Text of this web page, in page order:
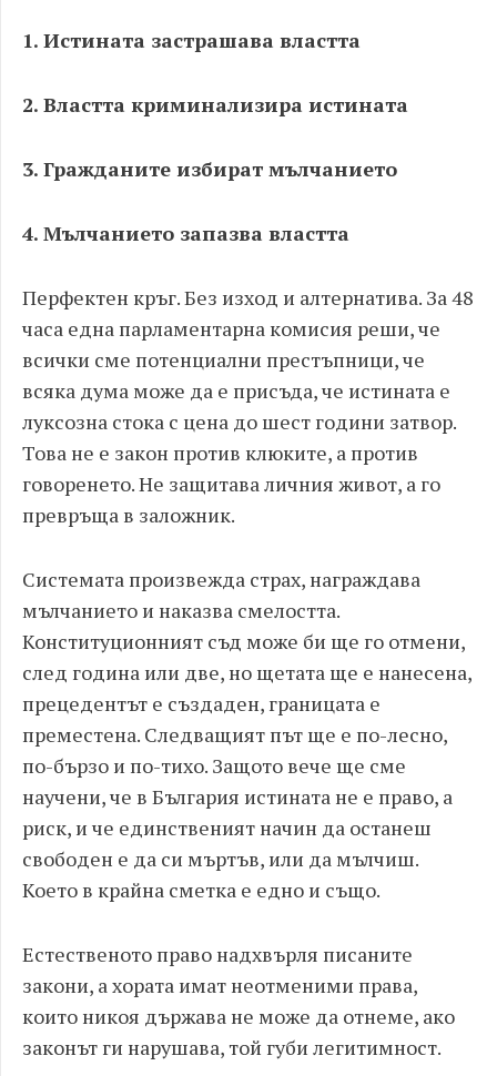
1. Истината застрашава властта
2. Властта криминализира истината
3. Гражданите избират мълчанието
4. Мълчанието запазва властта
Перфектен кръг. Без изход и алтернатива. За 48
часа една парламентарна комисия реши, че
всички сме потенциални престъпници, че
всяка дума може да е присъда, че истината е
луксозна стока с цена до шест години затвор.
Това не е закон против клюките, а против
говоренето. Не защитава личния живот, а го
превръща в заложник.
Системата произвежда страх, награждава
мълчанието и наказва смелостта.
Конституционният съд може би ще го отмени,
след година или две, но щетата ще е нанесена,
прецедентът е създаден, границата е
преместена. Следващият път ще е по-лесно,
по-бързо и по-тихо. Защото вече ще сме
научени, че в България истината не е право, а
риск, и че единственият начин да останеш
свободен е да си мъртъв, или да мълчиш.
Което в крайна сметка е едно и също.
Естественото право надхвърля писаните
закони, а хората имат неотменими права,
които никоя държава не може да отнеме, ако
законът ги нарушава, той губи легитимност.